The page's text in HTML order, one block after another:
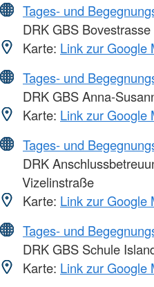
Tages- und
DRK GBS Bovestrasse
Karte: Link zur Google
Tages- und
DRK GBS Anna-
Karte: Link zur Google
Tages- und
DRK
Vizelinstraße
Karte: Link zur Google
Tages- und
DRK GBS Schule
Karte: Link zur Google